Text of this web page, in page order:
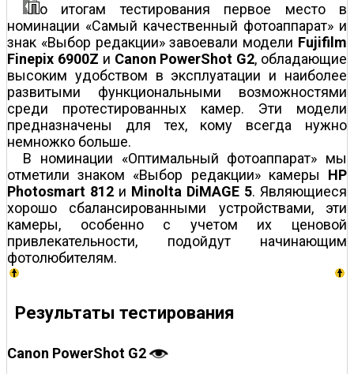
о итогам тестирования первое место в
номинации «Самый качественный фотоаппарат» и
знак «Выбор редакции» завоевали модели Fujifilm
Finepix 6900Z и Canon PowerShot G2, обладающие
высоким удобством в эксплуатации и наиболее
развитыми функциональными возможностями
среди протестированных камер. Эти модели
предназначены для тех, кому всегда нужно
немножко больше.
В номинации «Оптимальный фотоаппарат» мы
отметили знаком «Выбор редакции» камеры HP
Photosmart 812 и Minolta DiMAGE 5. Являющиеся
хорошо сбалансированными устройствами, эти
камеры, особенно с учетом их ценовой
привлекательности, подойдут начинающим
фотолюбителям.
Результаты тестирования
Canon PowerShot G2